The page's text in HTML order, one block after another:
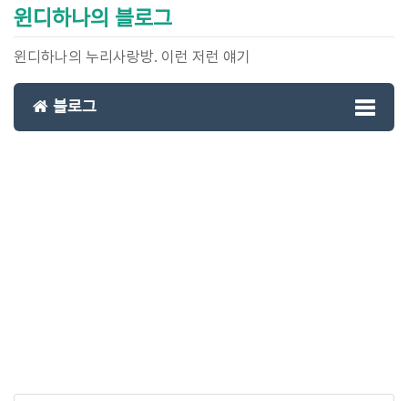
윈디하나의 블로그
윈디하나의 누리사랑방. 이런 저런 얘기
블로그